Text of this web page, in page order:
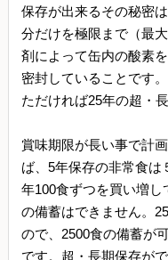
保存が出来るその秘密
分だけを極限まで（最
剤によって缶内の酸素
密封していることです
ただければ25年の超・
賞味期限が長い事で計
ば、5年保存の非常食
年100食ずつを買い増し
の備蓄はできません。
ので、2500食の備蓄が
です。超・長期保存が